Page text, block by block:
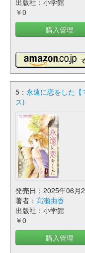
出版社：小学館
￥0
購入管理
5： 永遠に恋をした【
ス)
発売日：2025年06月
著者： 高瀬由香
出版社：小学館
￥0
購入管理